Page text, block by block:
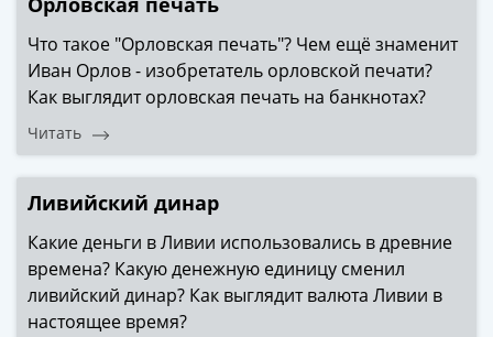
Петр
(1682-
1717)
(1676-
1682)
Алексей
Михайлович
(1645-
1676)
Что такое "Орловская печать"? Чем ещё знаменит
Иван Орлов - изобретатель орловской печати?
Как выглядит орловская печать на банкнотах?
Читать
Ливийский динар
Какие деньги в Ливии использовались в древние
времена? Какую денежную единицу сменил
ливийский динар? Как выглядит валюта Ливии в
настоящее время?